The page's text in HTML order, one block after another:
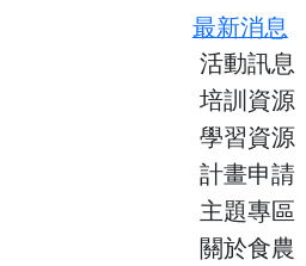
最新消息
活動訊息
培訓資源
學習資源
計畫申請
主題專區
關於食農